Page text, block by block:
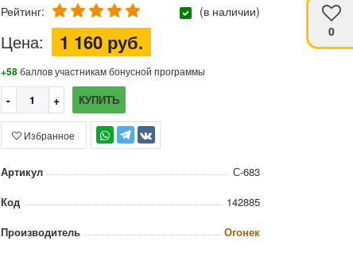
0
Рейтинг: (в наличии)
Цена: 1 160 руб.
+58баллов участникам бонусной программы
КУПИТЬ
TG
Избранное
Артикул
С-683
Код
142885
Производитель
Огонек